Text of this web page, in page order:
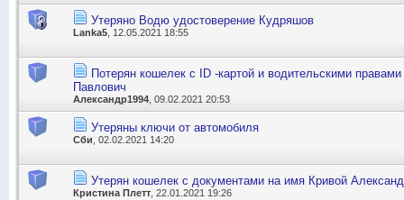
Утеряно Водю удостоверение Кудряшов
Lanka5 , 12.05.2021 18:55
Потерян кошелек с ID -картой и водительскими
Павлович
Александр1994 , 09.02.2021 20:53
Утеряны ключи от автомобиля
Сби , 02.02.2021 14:20
Утерян кошелек с документами на имя Кривой
Кристина Плетт , 22.01.2021 19:26